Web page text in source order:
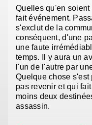
Quelles qu'en
fait événement.
s'exclut de la
conséquent, d'une
une faute
temps. Il y aura un
l'un de l'autre par
Quelque chose
pas revenir et qui
moins deux
assassin.